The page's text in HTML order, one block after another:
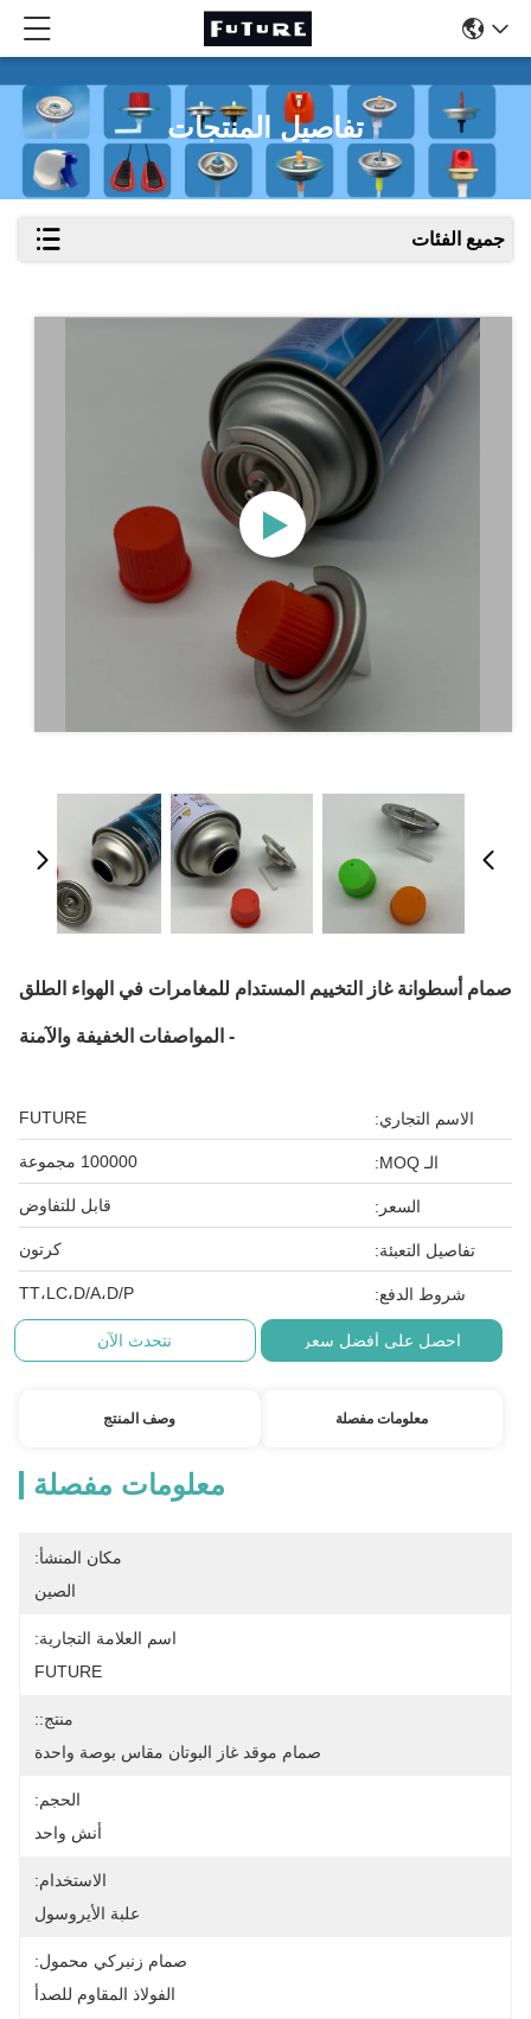
تفاصيل المنتجات
جميع الفئات
صمام أسطوانة غاز التخييم المستدام للمغامرات في الهواء الطلق
- المواصفات الخفيفة والآمنة
الاسم التجاري: FUTURE
الـ MOQ: 100000 مجموعة
السعر: قابل للتفاوض
تفاصيل التعبئة: كرتون
شروط الدفع: TT،LC،D/A،D/P
احصل على أفضل سعر نتحدث الآن
معلومات مفصلة وصف المنتج
معلومات مفصلة
مكان المنشأ:
الصين
اسم العلامة التجارية:
FUTURE
منتج::
صمام موقد غاز البوتان مقاس بوصة واحدة
الحجم:
أنش واحد
الاستخدام:
علبة الأيروسول
صمام زنبركي محمول:
الفولاذ المقاوم للصدأ